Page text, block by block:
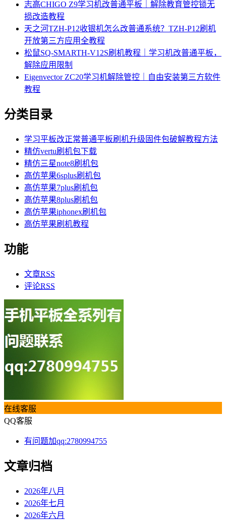
志高CHIGO Z9学习机改普通平板｜解除教育管控锁无
损改造教程
天之河TZH-P12收银机怎么改普通系统？TZH-P12刷机
开放第三方应用全教程
松鼠SQ-SMARTH-V12S刷机教程｜学习机改普通平板，
解除应用限制
Eigenvector ZC20学习机解除管控｜自由安装第三方软件
教程
分类目录
学习平板改正常普通平板刷机升级固件包破解教程方法
精仿vertu刷机包下载
精仿三星note8刷机包
高仿苹果6splus刷机包
高仿苹果7plus刷机包
高仿苹果8plus刷机包
高仿苹果iphonex刷机包
高仿苹果刷机教程
功能
文章RSS
评论RSS
在线客服
QQ客服
有问题加qq:2780994755
文章归档
2026年八月
2026年七月
2026年六月